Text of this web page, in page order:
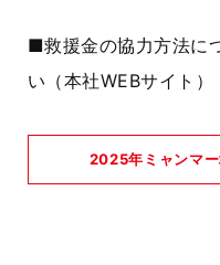
■救援金の協力方法に
い（本社WEBサイト）
2025年ミャンマ